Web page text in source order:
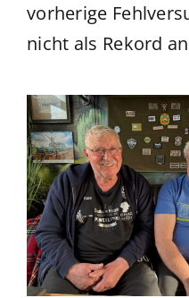
vorherige
nicht als Rekord